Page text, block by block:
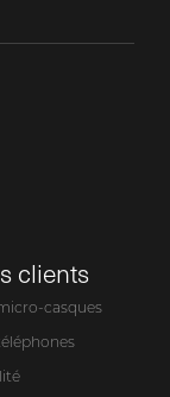
clients
casques